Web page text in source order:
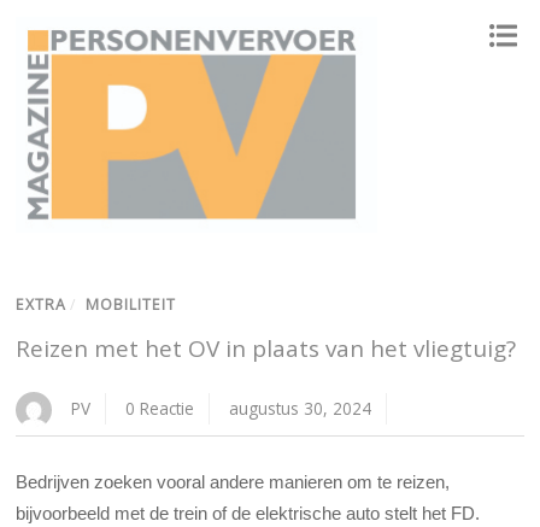
EXTRA / MOBILITEIT
Reizen met het OV in plaats van het vliegtuig?
PV 0 Reactie augustus 30, 2024
Bedrijven zoeken vooral andere manieren om te reizen,
bijvoorbeeld met de trein of de elektrische auto stelt het FD.